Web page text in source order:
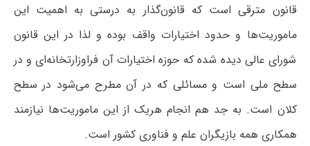
قانون مترقی است که قانون‌گذار به درستی به اهمیت این
ماموریت‌ها و حدود اختیارات واقف بوده و لذا در این قانون
شورای عالی دیده شده که حوزه اختیارات آن فراوزارتخانه‌ای و در
سطح ملی است و مسائلی که در آن مطرح می‌شود در سطح
کلان است. به جد هم انجام هریک از این ماموریت‌ها نیازمند
همکاری همه بازیگران علم و فناوری کشور است.